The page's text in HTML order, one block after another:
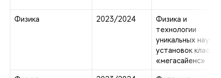
Физика 2023/2024
Физика и
технологии
уникальных
установок класса
«мегасайенс»